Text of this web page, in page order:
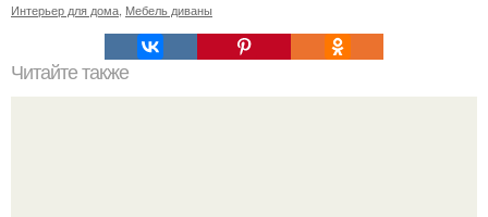
Интерьер для дома, Мебель диваны
Читайте также